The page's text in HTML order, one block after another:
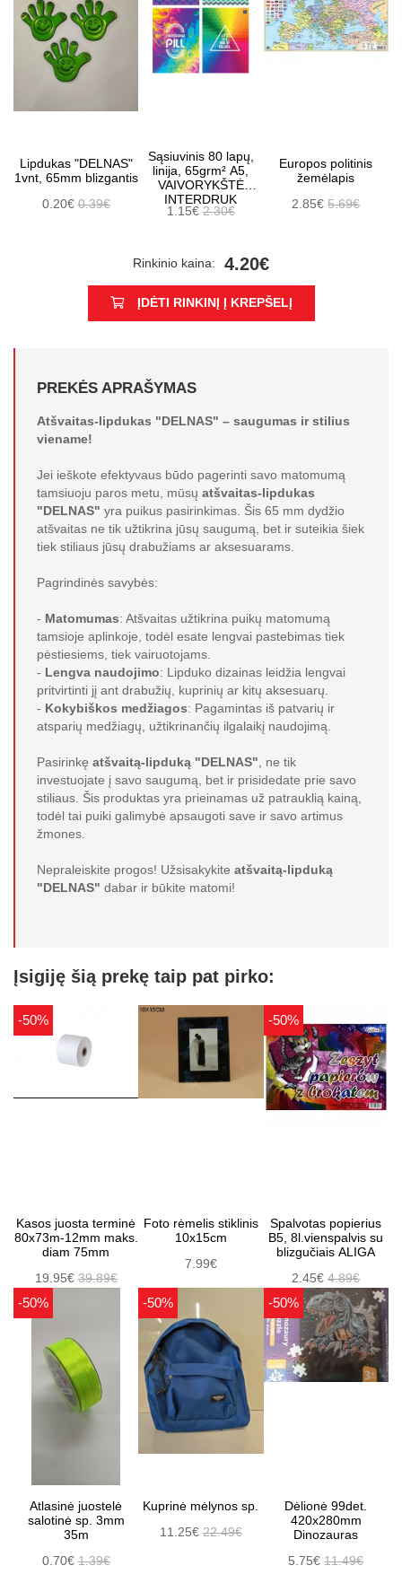
Lipdukas "DELNAS"
1vnt, 65mm blizgantis
0.20€0.39€
Sąsiuvinis 80 lapų,
linija, 65grm² A5,
VAIVORYKŠTĖ
INTERDRUK
1.15€ 2.30€
Europos politinis
žemėlapis
2.85€5.69€
Rinkinio kaina: 4.20€
ĮDĖTI RINKINĮ Į KREPŠELĮ
PREKĖS APRAŠYMAS
Atšvaitas-lipdukas "DELNAS" – saugumas ir stilius
viename!
Jei ieškote efektyvaus būdo pagerinti savo matomumą
tamsiuoju paros metu, mūsų atšvaitas-lipdukas
"DELNAS" yra puikus pasirinkimas. Šis 65 mm dydžio
atšvaitas ne tik užtikrina jūsų saugumą, bet ir suteikia šiek
tiek stiliaus jūsų drabužiams ar aksesuarams.
Pagrindinės savybės:
- Matomumas: Atšvaitas užtikrina puikų matomumą
tamsioje aplinkoje, todėl esate lengvai pastebimas tiek
pėstiesiems, tiek vairuotojams.
- Lengva naudojimo: Lipduko dizainas leidžia lengvai
pritvirtinti jį ant drabužių, kuprinių ar kitų aksesuarų.
- Kokybiškos medžiagos: Pagamintas iš patvarių ir
atsparių medžiagų, užtikrinančių ilgalaikį naudojimą.
Pasirinkę atšvaitą-lipduką "DELNAS" , ne tik
investuojate į savo saugumą, bet ir prisidedate prie savo
stiliaus. Šis produktas yra prieinamas už patrauklią kainą,
todėl tai puiki galimybė apsaugoti save ir savo artimus
žmones.
Nepraleiskite progos! Užsisakykite atšvaitą-lipduką
"DELNAS" dabar ir būkite matomi!
Įsigiję šią prekę taip pat pirko:
-50%
Kasos juosta terminė
80x73m-12mm maks.
diam 75mm
19.95€39.89€
Foto rėmelis stiklinis
10x15cm
7.99€
-50%
Spalvotas popierius
B5, 8l.vienspalvis su
blizgučiais ALIGA
2.45€4.89€
-50%
Atlasinė juostelė
salotinė sp. 3mm
35m
0.70€1.39€
-50%
Kuprinė mėlynos sp.
11.25€ 22.49€
-50%
Dėlionė 99det.
420x280mm
Dinozauras
5.75€11.49€